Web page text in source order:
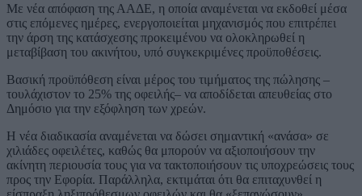
Με νέα απόφαση της ΑΑΔΕ, η οποία αναμένεται να εκδοθεί μέσα
στις επόμενες ημέρες, ενεργοποιείται μηχανισμός που επιτρέπει
την άρση της κατάσχεσης προκειμένου να ολοκληρωθεί η
μεταβίβαση του ακινήτου, υπό συγκεκριμένες προϋποθέσεις.
Βασική προϋπόθεση είναι μέρος του τιμήματος της πώλησης –
τουλάχιστον το 25% της οφειλής– να αποδίδεται απευθείας στο
Δημόσιο για την εξόφληση των χρεών.
Η νέα διαδικασία αναμένεται να δώσει σημαντική «ανάσα» σε
χιλιάδες οφειλέτες, καθώς θα μπορούν να αξιοποιήσουν την
ακίνητη περιουσία τους για να τακτοποιήσουν τις υποχρεώσεις τους
προς την Εφορία. Παράλληλα, εκτιμάται ότι θα επιταχυνθεί η